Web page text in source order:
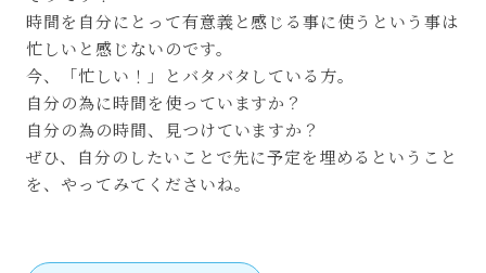
時間を自分にとって有意義と感じる事に使うという事は
忙しいと感じないのです。
今、「忙しい！」とバタバタしている方。
自分の為に時間を使っていますか？
自分の為の時間、見つけていますか？
ぜひ、自分のしたいことで先に予定を埋めるということ
を、やってみてくださいね。